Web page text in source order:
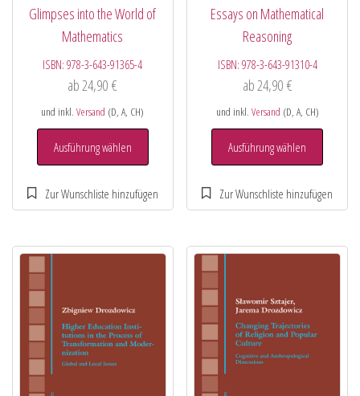
Glimpses into the World of
Mathematics
ISBN:978-3-643-91365-4
ab24,90€
und inkl.Versand (D, A, CH)
Ausführung wählen
Essays on Mathematical
Reasoning
ISBN: 978-3-643-91310-4
ab24,90 €
und inkl. Versand (D, A, CH)
Ausführung wählen